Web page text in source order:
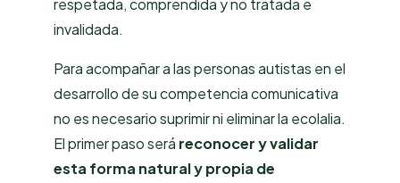
respetada, comprendida y no tratada e
invalidada.
Para acompañar a las personas autistas en el
desarrollo de su competencia comunicativa
no es necesario suprimir ni eliminar la ecolalia.
El primer paso será reconocer y validar
esta forma natural y propia de